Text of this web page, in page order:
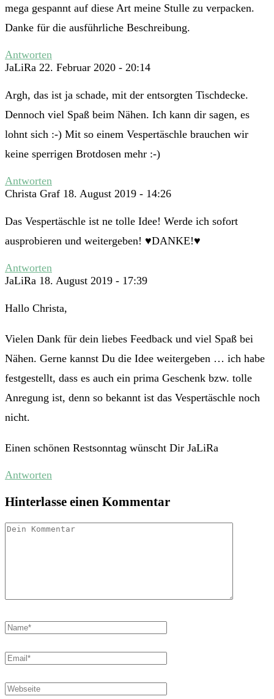
mega gespannt auf diese Art meine Stulle zu verpacken.
Danke für die ausführliche Beschreibung.
Antworten
JaLiRa 22. Februar 2020 - 20:14
Argh, das ist ja schade, mit der entsorgten Tischdecke.
Dennoch viel Spaß beim Nähen. Ich kann dir sagen, es
lohnt sich :-) Mit so einem Vespertäschle brauchen wir
keine sperrigen Brotdosen mehr :-)
Antworten
Christa Graf 18. August 2019 - 14:26
Das Vespertäschle ist ne tolle Idee! Werde ich sofort
ausprobieren und weitergeben! ♥DANKE!♥
Antworten
JaLiRa 18. August 2019 - 17:39
Hallo Christa,
Vielen Dank für dein liebes Feedback und viel Spaß bei
Nähen. Gerne kannst Du die Idee weitergeben … ich habe
festgestellt, dass es auch ein prima Geschenk bzw. tolle
Anregung ist, denn so bekannt ist das Vespertäschle noch
nicht.
Einen schönen Restsonntag wünscht Dir JaLiRa
Antworten
Hinterlasse einen Kommentar